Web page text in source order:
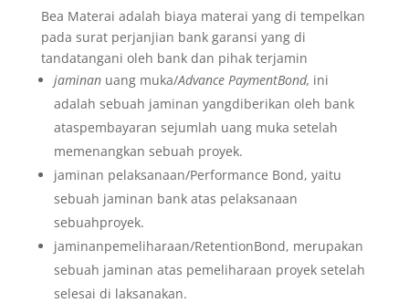
Bea Materai adalah biaya materai yang di tempelkan
pada surat perjanjian bank garansi yang di
tandatangani oleh bank dan pihak terjamin
jaminan uang muka/Advance PaymentBond, ini
adalah sebuah jaminan yangdiberikan oleh bank
ataspembayaran sejumlah uang muka setelah
memenangkan sebuah proyek.
jaminan pelaksanaan/Performance Bond, yaitu
sebuah jaminan bank atas pelaksanaan
sebuahproyek.
jaminanpemeliharaan/RetentionBond, merupakan
sebuah jaminan atas pemeliharaan proyek setelah
selesai di laksanakan.